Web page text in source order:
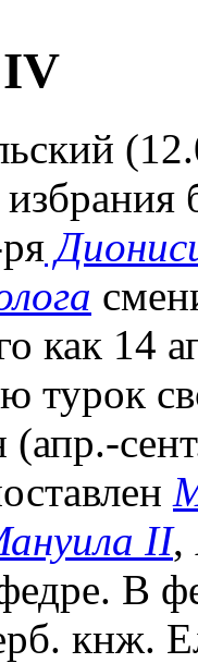
как 14
турок
(апр.-
II,
В
кнж.